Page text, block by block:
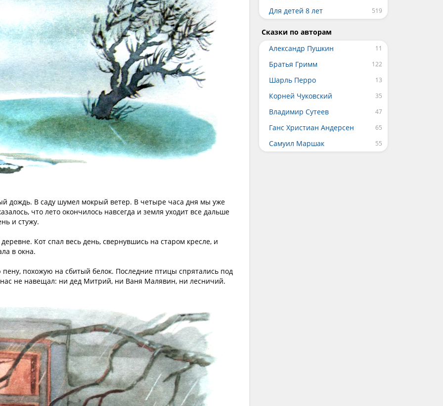
дождь. В саду шумел мокрый ветер. В четыре часа дня мы уже
что лето окончилось навсегда и земля уходит все дальше
и стужу.
Кот спал весь день, свернувшись на старом кресле, и
в окна.
похожую на сбитый белок. Последние птицы спрятались под
нас не навещал: ни дед Митрий, ни Ваня Малявин, ни лесничий.
Для детей 8 лет
Сказки по авторам
Александр Пушкин
Братья Гримм
Шарль Перро
Корней Чуковский
Владимир Сутеев
Ганс Христиан Андерсен
Самуил Маршак